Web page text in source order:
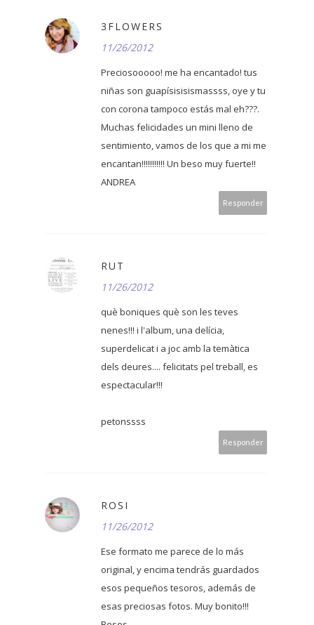
3FLOWERS
11/26/2012
Preciosooooo! me ha encantado! tus
niñas son guapísisisismassss, oye y tu
con corona tampoco estás mal eh???.
Muchas felicidades un mini lleno de
sentimiento, vamos de los que a mi me
encantan!!!!!!!!!!! Un beso muy fuerte!!
ANDREA
Responder
RUT
11/26/2012
què boniques què son les teves
nenes!!! i l'album, una delícia,
superdelicat i a joc amb la temàtica
dels deures.... felicitats pel treball, es
espectacular!!!
petonssss
Responder
ROSI
11/26/2012
Ese formato me parece de lo más
original, y encima tendrás guardados
esos pequeños tesoros, además de
esas preciosas fotos. Muy bonito!!!